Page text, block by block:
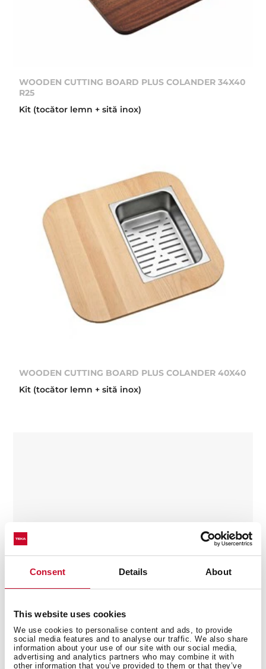
Consent Details About
This website uses cookies
We use cookies to personalise content and ads, to provide
social media features and to analyse our traffic. We also share
information about your use of our site with our social media,
advertising and analytics partners who may combine it with
other information that you’ve provided to them or that they’ve
WOODEN CUTTING BOARD PLUS COLANDER 34X40
R25
Kit (tocător lemn + sită inox)
WOODEN CUTTING BOARD PLUS COLANDER 40X40
Kit (tocător lemn + sită inox)
ZENIT R15 COOKING SET